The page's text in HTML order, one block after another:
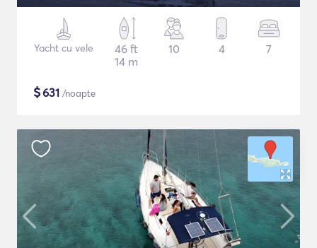
Yacht cu vele
46 ft
14 m
10 4 7
$631 /noapte